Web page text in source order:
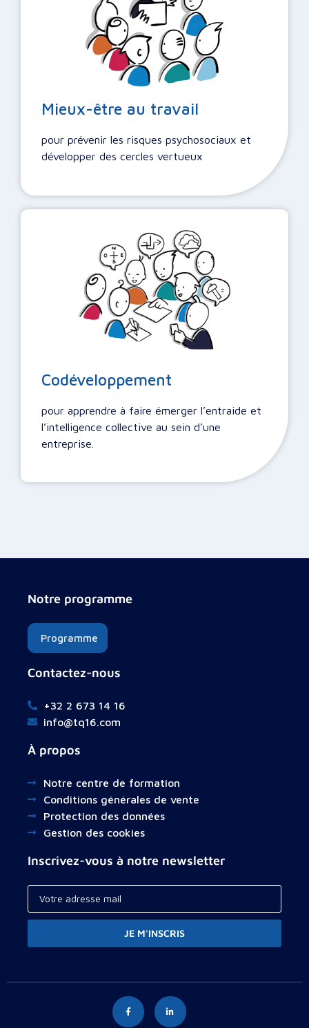
Mieux-être au travail
pour prévenir les risques psychosociaux et
développer des cercles vertueux
Codéveloppement
pour apprendre à faire émerger l’entraide et
l’intelligence collective au sein d’une
entreprise.
Notre programme
Programme
Contactez-nous
+32 2 673 14 16
info@tq16.com
À propos
Notre centre de formation
Conditions générales de vente
Protection des données
Gestion des cookies
Inscrivez-vous à notre newsletter
JE M'INSCRIS